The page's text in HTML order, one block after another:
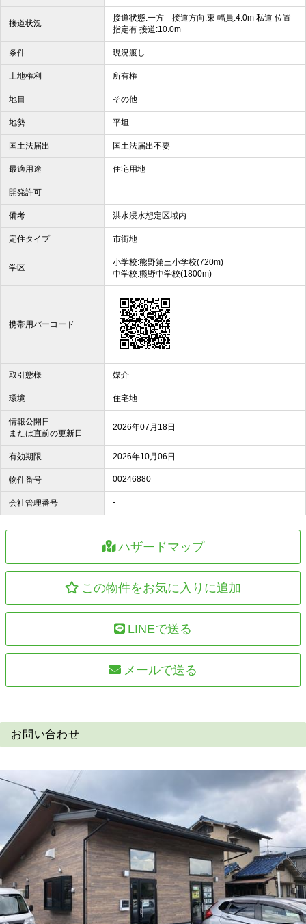
接道状況
接道状態:一方 接道方向:東 幅員:4.0m 私道 位置
指定有 接道:10.0m
条件 現況渡し
土地権利 所有権
地目 その他
地勢 平坦
国土法届出 国土法届出不要
最適用途 住宅用地
開発許可
備考 洪水浸水想定区域内
定住タイプ 市街地
学区
小学校:熊野第三小学校(720m)
中学校:熊野中学校(1800m)
携帯用バーコード
取引態様 媒介
環境 住宅地
情報公開日
または直前の更新日
2026年07月18日
有効期限 2026年10月06日
物件番号 00246880
会社管理番号 -
ハザードマップ
この物件をお気に入りに追加
LINEで送る
メールで送る
お問い合わせ